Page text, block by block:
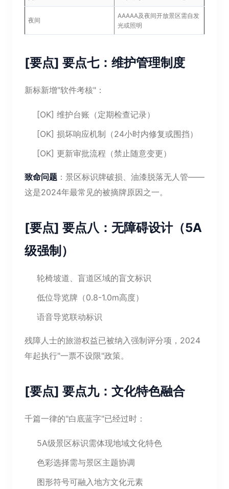
夜间
AAAAA及夜间开放景区需自发
光或照明
[要点] 要点七：维护管理制度
新标新增"软件考核"：
[OK] 维护台账（定期检查记录）
[OK] 损坏响应机制（24小时内修复或围挡）
[OK] 更新审批流程（禁止随意变更）
致命问题 ：景区标识牌破损、油漆脱落无人管——
这是2024年最常见的被摘牌原因之一。
[要点] 要点八：无障碍设计（5A
级强制）
轮椅坡道、盲道区域的盲文标识
低位导览牌（0.8-1.0m高度）
语音导览联动标识
残障人士的旅游权益已被纳入强制评分项，2024
年起执行"一票不设限"政策。
[要点] 要点九：文化特色融合
千篇一律的"白底蓝字"已经过时：
5A级景区标识需体现地域文化特色
色彩选择需与景区主题协调
图形符号可融入地方文化元素